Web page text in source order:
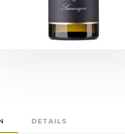
DETAILS